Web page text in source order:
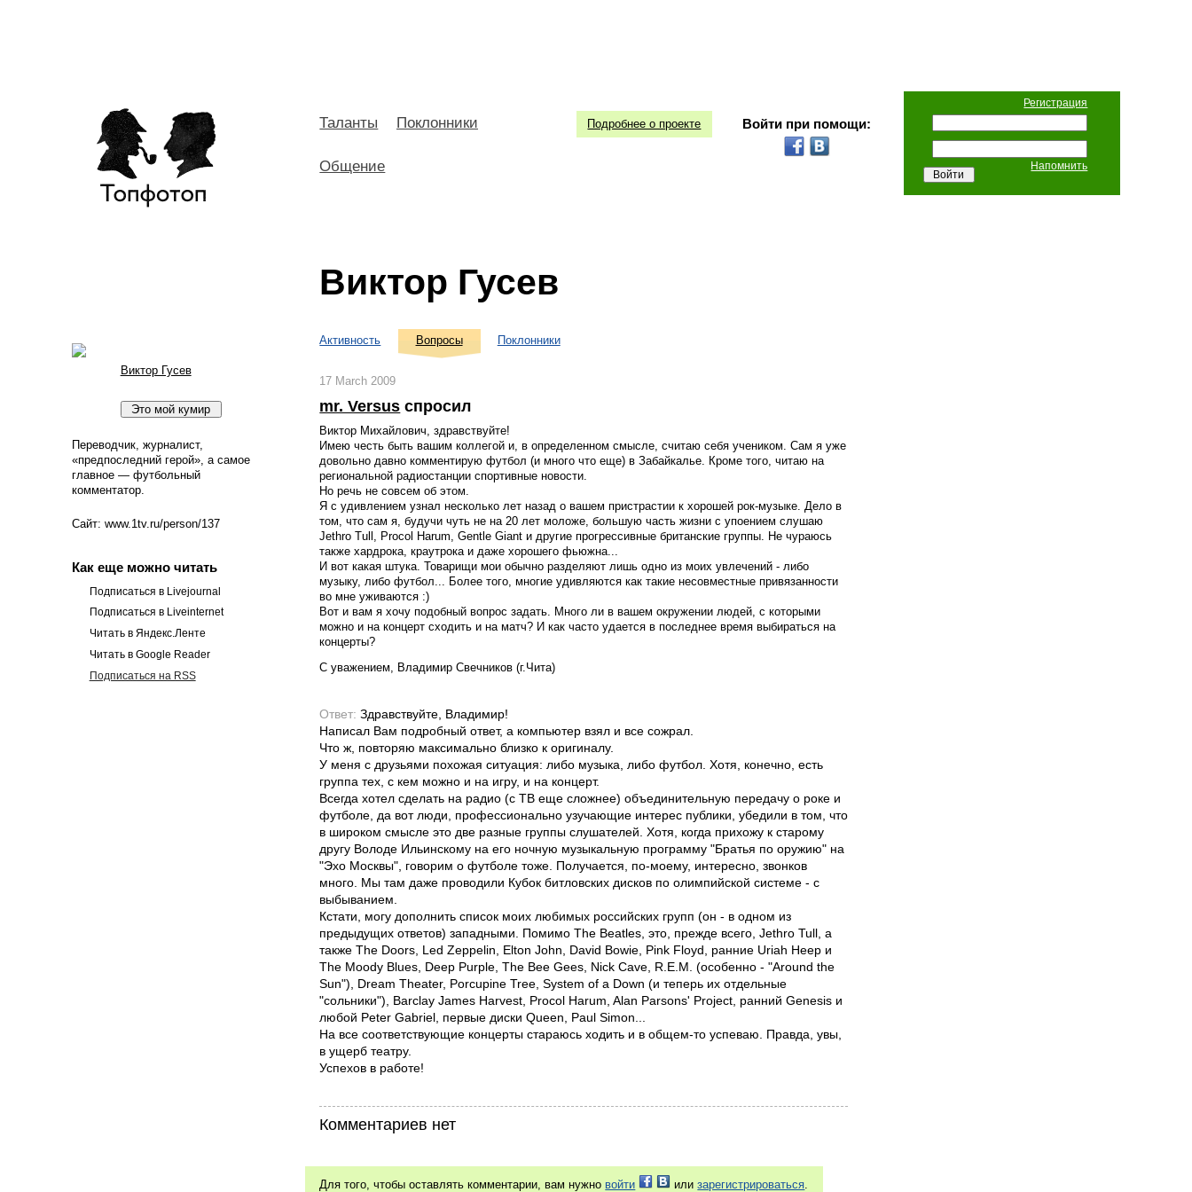
Регистрация
Напомнить
Войти при помощи:
Подробнее о проекте
Таланты Поклонники
Общение
Виктор Гусев
Виктор Гусев
Переводчик, журналист,
«предпоследний герой», а самое
главное — футбольный
комментатор.
Сайт: www.1tv.ru/person/137
Как еще можно читать
Подписаться в Livejournal
Подписаться в Liveinternet
Читать в Яндекс.Ленте
Читать в Google Reader
Подписаться на RSS
Активность Вопросы Поклонники
17 March 2009
mr. Versus спросил
Виктор Михайлович, здравствуйте!
Имею честь быть вашим коллегой и, в определенном смысле, считаю себя учеником. Сам я уже
довольно давно комментирую футбол (и много что еще) в Забайкалье. Кроме того, читаю на
региональной радиостанции спортивные новости.
Но речь не совсем об этом.
Я с удивлением узнал несколько лет назад о вашем пристрастии к хорошей рок-музыке. Дело в
том, что сам я, будучи чуть не на 20 лет моложе, большую часть жизни с упоением слушаю
Jethro Tull, Procol Harum, Gentle Giant и другие прогрессивные британские группы. Не чураюсь
также хардрока, краутрока и даже хорошего фьюжна...
И вот какая штука. Товарищи мои обычно разделяют лишь одно из моих увлечений - либо
музыку, либо футбол... Более того, многие удивляются как такие несовместные привязанности
во мне уживаются :)
Вот и вам я хочу подобный вопрос задать. Много ли в вашем окружении людей, с которыми
можно и на концерт сходить и на матч? И как часто удается в последнее время выбираться на
концерты?
С уважением, Владимир Свечников (г.Чита)
Ответ:Здравствуйте, Владимир!
Написал Вам подробный ответ, а компьютер взял и все сожрал.
Что ж, повторяю максимально близко к оригиналу.
У меня с друзьями похожая ситуация: либо музыка, либо футбол. Хотя, конечно, есть
группа тех, с кем можно и на игру, и на концерт.
Всегда хотел сделать на радио (с ТВ еще сложнее) объединительную передачу о роке и
футболе, да вот люди, профессионально узучающие интерес публики, убедили в том, что
в широком смысле это две разные группы слушателей. Хотя, когда прихожу к старому
другу Володе Ильинскому на его ночную музыкальную программу "Братья по оружию" на
"Эхо Москвы", говорим о футболе тоже. Получается, по-моему, интересно, звонков
много. Мы там даже проводили Кубок битловских дисков по олимпийской системе - с
выбыванием.
Кстати, могу дополнить список моих любимых российских групп (он - в одном из
предыдущих ответов) западными. Помимо The Beatles, это, прежде всего, Jethro Tull, а
также The Doors, Led Zeppelin, Elton John, David Bowie, Pink Floyd, ранние Uriah Heep и
The Moody Blues, Deep Purple, The Bee Gees, Nick Cave, R.E.M. (особенно - "Around the
Sun"), Dream Theater, Porcupine Tree, System of a Down (и теперь их отдельные
"сольники"), Barclay James Harvest, Procol Harum, Alan Parsons' Project, ранний Genesis и
любой Peter Gabriel, первые диски Queen, Paul Simon...
На все соответствующие концерты стараюсь ходить и в общем-то успеваю. Правда, увы,
в ущерб театру.
Успехов в работе!
Комментариев нет
Для того, чтобы оставлять комментарии, вам нужно войти илизарегистрироваться